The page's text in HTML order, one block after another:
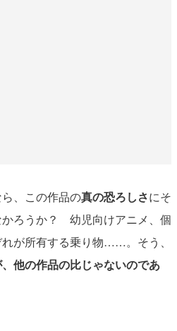
、この作品の真の恐ろしさにそ
ろうか？ 幼児向けアニメ、個
が所有する乗り物……。そう、
他の作品の比じゃないのであ